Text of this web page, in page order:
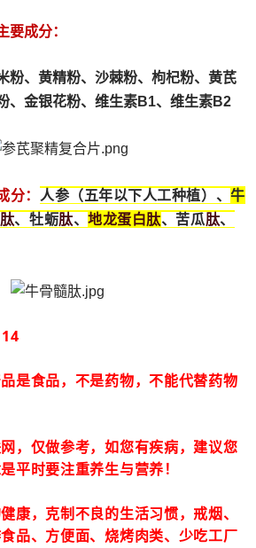
要成分：
粉、 黄精粉、沙棘粉、枸杞粉、黄芪
、金银花粉、维生素B1、维生素B2
分： 人参（五年以下人工种植）、牛
肽、牡蛎肽、地龙蛋白肽、苦瓜肽、
是食品，不是药物，不能代替药物
，仅做参考，如您有疾病，建议您
平时要注重养生与营养！
康，克制不良的生活习惯，戒烟、
品、方便面、烧烤肉类、少吃工厂